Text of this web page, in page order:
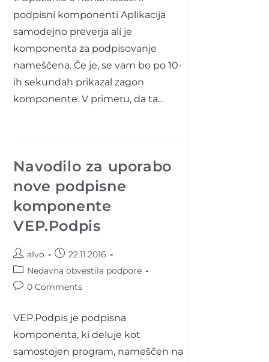
podpisni komponenti Aplikacija
samodejno preverja ali je
komponenta za podpisovanje
nameščena. Če je, se vam bo po 10-
ih sekundah prikazal zagon
komponente. V primeru, da ta…
Navodilo za uporabo
nove podpisne
komponente
VEP.Podpis
Post
author:
alvo
Post
published:
22.11.2016
Post
category:
Nedavna obvestila podpore
Post0 Comments
VEP.Podpis je podpisna
komponenta, ki deluje kot
samostojen program, nameščen na